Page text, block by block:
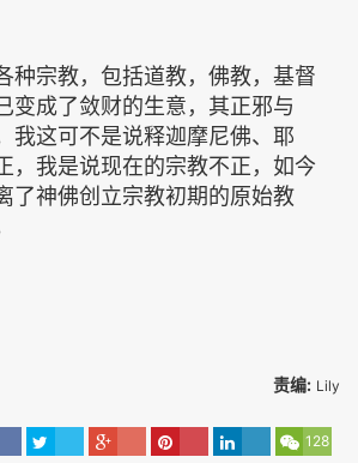
种宗教，包括道教，佛教，基督
变成了敛财的生意，其正邪与
我这可不是说释迦摩尼佛、耶
，我是说现在的宗教不正，如今
了神佛创立宗教初期的原始教
责编: Lily
128